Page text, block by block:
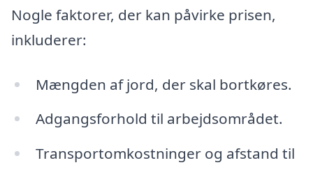
Nogle faktorer, der kan påvirke prisen,
inkluderer:
Mængden af jord, der skal bortkøres.
Adgangsforhold til arbejdsområdet.
Transportomkostninger og afstand til